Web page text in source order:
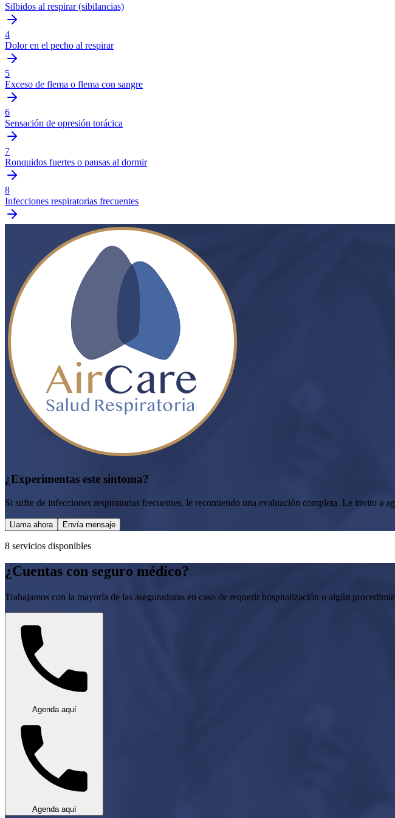
Silbidos al respirar (sibilancias)
4
Dolor en el pecho al respirar
5
Exceso de flema o flema con sangre
6
Sensación de opresión torácica
7
Ronquidos fuertes o pausas al dormir
8
Infecciones respiratorias frecuentes
¿Experimentas este síntoma?
Si sufre de infecciones respiratorias frecuentes, le recomiendo una evaluación completa. Le invito a
Llama ahora Envía mensaje
8 servicios disponibles
¿Cuentas con seguro médico?
Trabajamos con la mayoría de las aseguradoras en caso de requerir hospitalización o algún
Agenda aquí
Agenda aquí